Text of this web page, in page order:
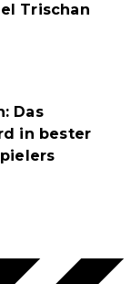
Trischan
Das
in bester